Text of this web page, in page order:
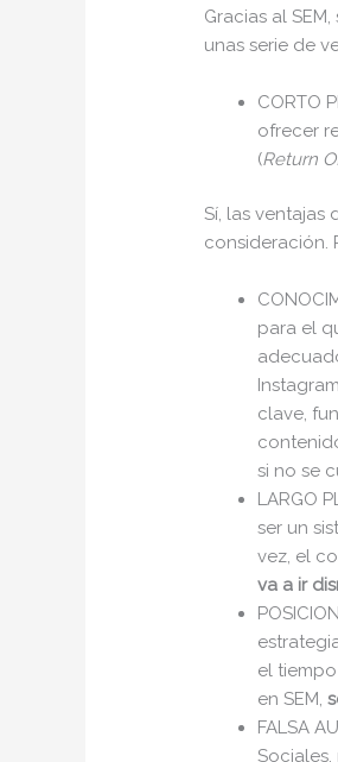
Gracias al
unas serie de
CORTO
ofrecer
(Return
Sí, las ventajas
consideración.
para el
clave,
si no se
LARGO
ser un
vez, el
va a ir
el
en SEM,
FALSA